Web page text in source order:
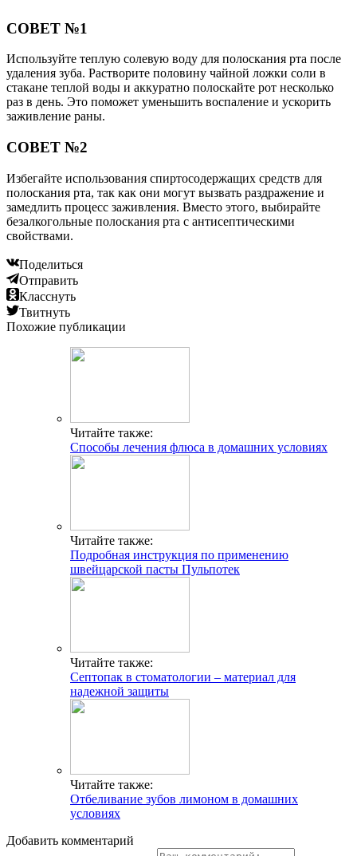
СОВЕТ №1
Используйте теплую солевую воду для полоскания рта после
удаления зуба. Растворите половину чайной ложки соли в
стакане теплой воды и аккуратно полоскайте рот несколько
раз в день. Это поможет уменьшить воспаление и ускорить
заживление раны.
СОВЕТ №2
Избегайте использования спиртосодержащих средств для
полоскания рта, так как они могут вызвать раздражение и
замедлить процесс заживления. Вместо этого, выбирайте
безалкогольные полоскания рта с антисептическими
свойствами.
Поделиться
Отправить
Класснуть
Твитнуть
Похожие публикации
Читайте также:
Способы лечения флюса в домашних условиях
Читайте также:
Подробная инструкция по применению
швейцарской пасты Пульпотек
Читайте также:
Септопак в стоматологии – материал для
надежной защиты
Читайте также:
Отбеливание зубов лимоном в домашних
условиях
Добавить комментарий